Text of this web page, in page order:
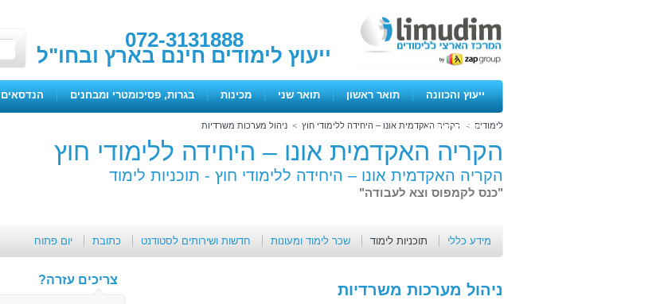
072-3131888
ייעוץ לימודים חינם בארץ ובחו"ל
ייעוץ והכוונה | תואר ראשון | תואר שני | מכינות | בגרות, פסיכומטרי ומבחנים | הנדסאים
ימים פתוחיםלימודים > הקריה האקדמית אונו – היחידה ללימודי חוץ > ניהול מערכות משרדיות
הקריה האקדמית אונו – היחידה ללימודי חוץ
הקריה האקדמית אונו – היחידה ללימודי חוץ - תוכניות לימוד
"כנס לקמפוס וצא לעבודה"
מידע כללי תוכניות לימוד שכר לימוד ומעונות חדשות ושירותים לסטודנט כתובת יום פתוח
צריכים עזרה?
ניהול מערכות משרדיות